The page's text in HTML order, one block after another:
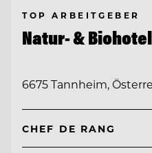
TOP ARBEITGEBER
Natur- &
6675 Tannheim,
CHEF DE RANG